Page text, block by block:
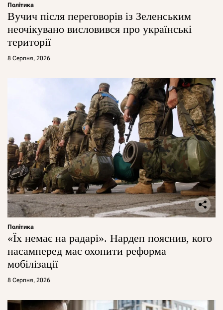
Політика
Вучич після переговорів із Зеленським
неочікувано висловився про українські
території
8 Серпня, 2026
Політика
«Їх немає на радарі». Нардеп пояснив, кого
насамперед має охопити реформа
мобілізації
8 Серпня, 2026